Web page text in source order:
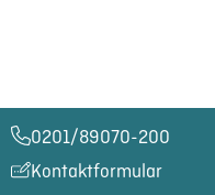
0201/89070-200​
Kontaktformular